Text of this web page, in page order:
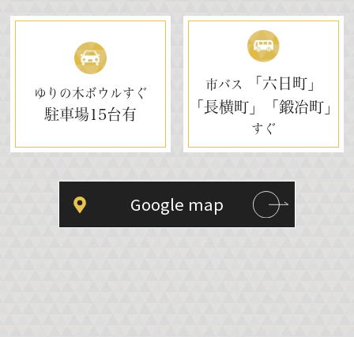
Google map
ゆりの木ボウルすぐ
駐車場15台有
市バス
「六日町」
「長横町」「鍛冶町」
すぐ